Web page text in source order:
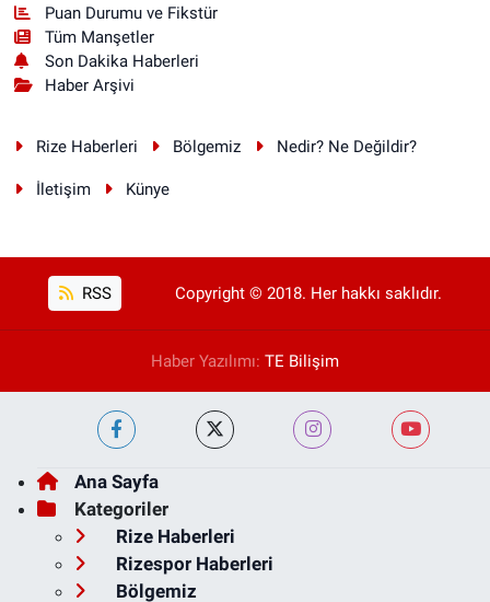
Puan Durumu ve Fikstür
Tüm Manşetler
Son Dakika Haberleri
Haber Arşivi
Rize Haberleri Bölgemiz Nedir? Ne Değildir?
İletişim Künye
RSS Copyright © 2018. Her hakkı saklıdır.
Haber Yazılımı: TE Bilişim
Ana Sayfa
Kategoriler
Rize Haberleri
Rizespor Haberleri
Bölgemiz